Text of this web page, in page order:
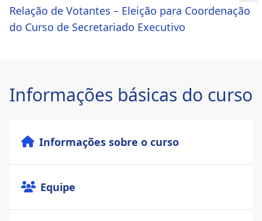
Relação de Votantes – Eleição para Coordenação
do Curso de Secretariado Executivo
Informações básicas do curso
Informações sobre o curso
Equipe